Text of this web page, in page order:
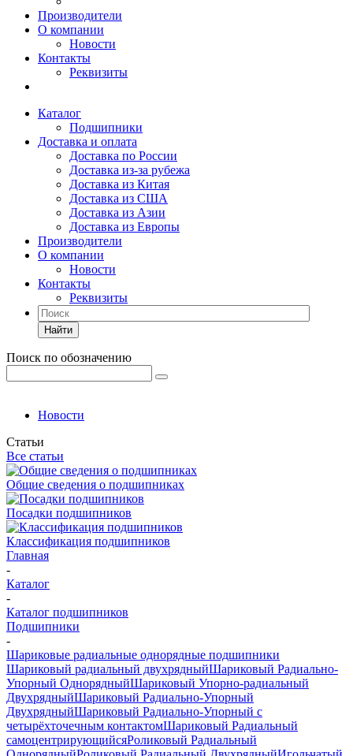
Производители
О компании
Новости
Контакты
Реквизиты
Каталог
Подшипники
Доставка и оплата
Доставка по России
Доставка из-за рубежа
Доставка из Китая
Доставка из США
Доставка из Азии
Доставка из Европы
Производители
О компании
Новости
Контакты
Реквизиты
Найти
Поиск по обозначению
Новости
Статьи
Все статьи
Общие сведения о подшипниках
Посадки подшипников
Классификация подшипников
Главная
-
Каталог
-
Каталог подшипников
Подшипники
-
Шариковые радиальные однорядные подшипники
Шариковый радиальный двухрядныйШариковый Радиально-
Упорный ОднорядныйШариковый Упорно-радиальный
ДвухрядныйШариковый Радиально-Упорный
ДвухрядныйШариковый Радиально-Упорный с
четырёхточечным контактомШариковый Радиальный
самоцентрирующийсяРоликовый Радиальный